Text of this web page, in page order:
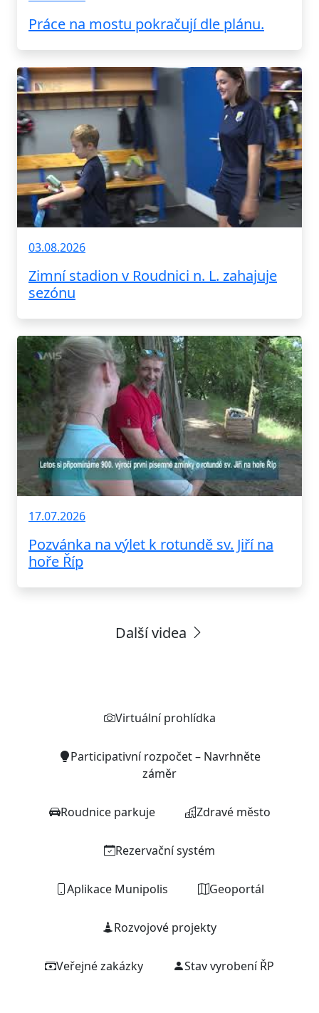
Práce na mostu pokračují dle plánu.
03.08.2026
Zimní stadion v Roudnici n. L. zahajuje
sezónu
17.07.2026
Pozvánka na výlet k rotundě sv. Jiří na
hoře Říp
Další videa
Virtuální prohlídka
Participativní rozpočet – Navrhněte
záměr
Roudnice parkuje Zdravé město
Rezervační systém
Aplikace Munipolis Geoportál
Rozvojové projekty
Veřejné zakázky Stav vyrobení ŘP